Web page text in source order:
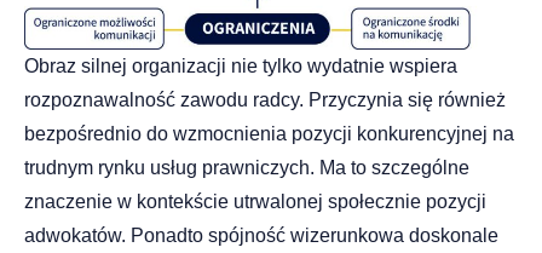
Obraz silnej organizacji nie tylko wydatnie wspiera
rozpoznawalność zawodu radcy. Przyczynia się również
bezpośrednio do wzmocnienia pozycji konkurencyjnej na
trudnym rynku usług prawniczych. Ma to szczególne
znaczenie w kontekście utrwalonej społecznie pozycji
adwokatów. Ponadto spójność wizerunkowa doskonale